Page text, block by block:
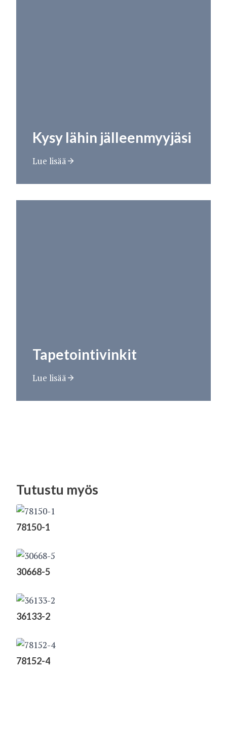
Kysy lähin jälleenmyyjäsi
Lue lisää
Tapetointivinkit
Lue lisää
Tutustu myös
78150-1
30668-5
36133-2
78152-4